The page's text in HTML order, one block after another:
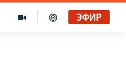
ЭФИР